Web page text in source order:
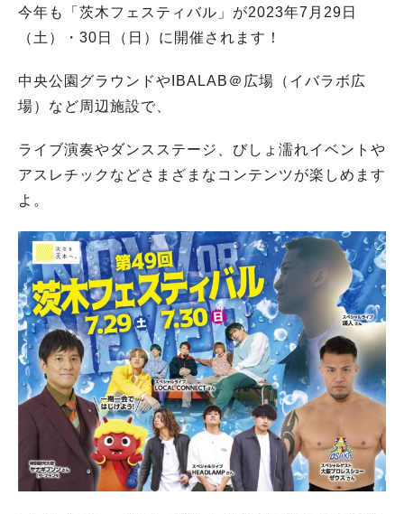
今年も「茨木フェスティバル」が2023年7月29日
（土）・30日（日）に開催されます！
中央公園グラウンドやIBALAB＠広場（イバラボ広
場）など周辺施設で、
ライブ演奏やダンスステージ、びしょ濡れイベントや
アスレチックなどさまざまなコンテンツが楽しめます
よ。